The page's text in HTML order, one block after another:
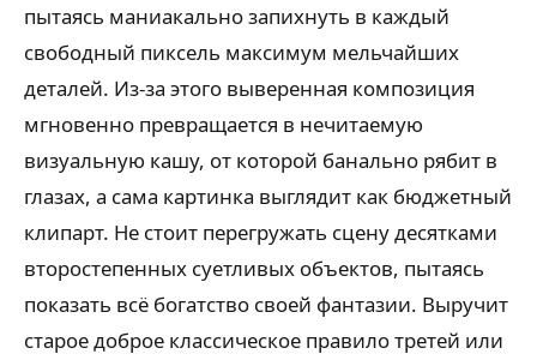
пытаясь маниакально запихнуть в каждый
свободный пиксель максимум мельчайших
деталей. Из-за этого выверенная композиция
мгновенно превращается в нечитаемую
визуальную кашу, от которой банально рябит в
глазах, а сама картинка выглядит как бюджетный
клипарт. Не стоит перегружать сцену десятками
второстепенных суетливых объектов, пытаясь
показать всё богатство своей фантазии. Выручит
старое доброе классическое правило третей или